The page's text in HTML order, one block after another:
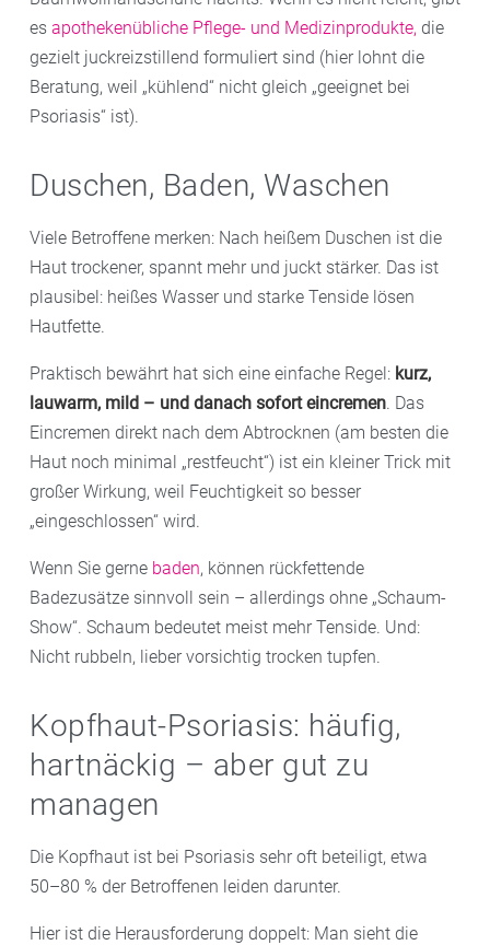
es apothekenübliche Pflege- und Medizinprodukte, die
gezielt juckreizstillend formuliert sind (hier lohnt die
Beratung, weil „kühlend“ nicht gleich „geeignet bei
Psoriasis“ ist).
Duschen, Baden, Waschen
Viele Betroffene merken: Nach heißem Duschen ist die
Haut trockener, spannt mehr und juckt stärker. Das ist
plausibel: heißes Wasser und starke Tenside lösen
Hautfette.
Praktisch bewährt hat sich eine einfache Regel: kurz,
lauwarm, mild – und danach sofort eincremen. Das
Eincremen direkt nach dem Abtrocknen (am besten die
Haut noch minimal „restfeucht“) ist ein kleiner Trick mit
großer Wirkung, weil Feuchtigkeit so besser
„eingeschlossen“ wird.
Wenn Sie gerne baden, können rückfettende
Badezusätze sinnvoll sein – allerdings ohne „Schaum-
Show“. Schaum bedeutet meist mehr Tenside. Und:
Nicht rubbeln, lieber vorsichtig trocken tupfen.
Kopfhaut-Psoriasis: häufig,
hartnäckig – aber gut zu
managen
Die Kopfhaut ist bei Psoriasis sehr oft beteiligt, etwa
50–80 % der Betroffenen leiden darunter.
Hier ist die Herausforderung doppelt: Man sieht die